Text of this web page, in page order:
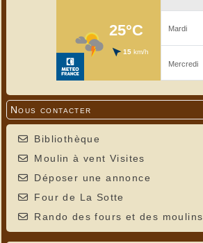
Nous contacter
Bibliothèque
Moulin à vent Visites
Déposer une annonce
Four de La Sotte
Rando des fours et des moulins